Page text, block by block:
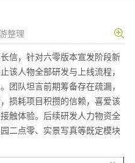
整理
信，针对六零版本宣发阶段新
该人物全部研发与上线流程，
团队坦言前期筹备存在疏漏，
损耗项目积攒的信赖，喜爱该
触体验。后续研发人力物资全
二点零、实景写真等既定模块